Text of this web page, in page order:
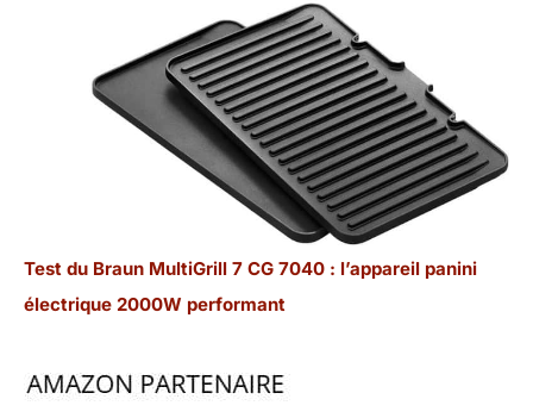
Test du Braun MultiGrill 7 CG 7040 : l’appareil panini
électrique 2000W performant